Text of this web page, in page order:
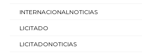
INTERNACIONALNOTICIAS
LICITADO
LICITADONOTICIAS